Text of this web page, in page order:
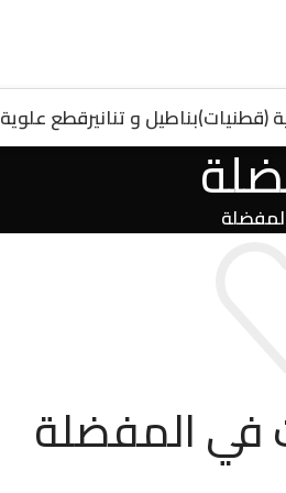
(قطنيات)بناطيل و تنانيرقطع علوية
في المفضلة